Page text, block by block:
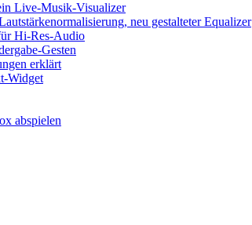
Live-Musik-Visualizer
neu gestalteter Equalizer
Hi-Res-Audio
Gesten
erklärt
Widget
abspielen